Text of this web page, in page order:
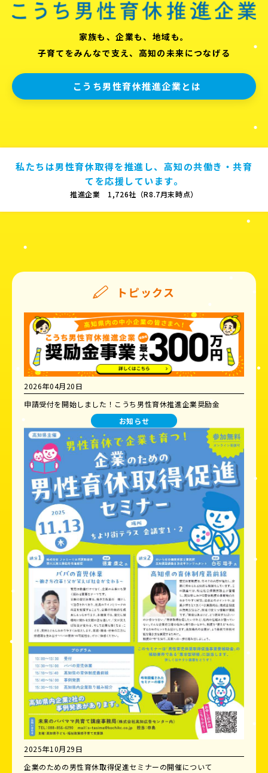
家族も、企業も、地域も。
子育てをみんなで支え、高知の未来につなげる
こうち男性育休推進企業とは
私たちは男性育休取得を推進し、高知の共働き・共育
てを応援しています。
推進企業 1,726社（R8.7月末時点）
トピックス
2026年04月20日
申請受付を開始しました！こうち男性育休推進企業奨励金
お知らせ
2025年10月29日
企業のための男性育休取得促進セミナーの開催について